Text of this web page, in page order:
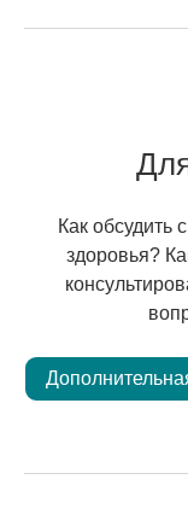
Как обсудить
здоровья?